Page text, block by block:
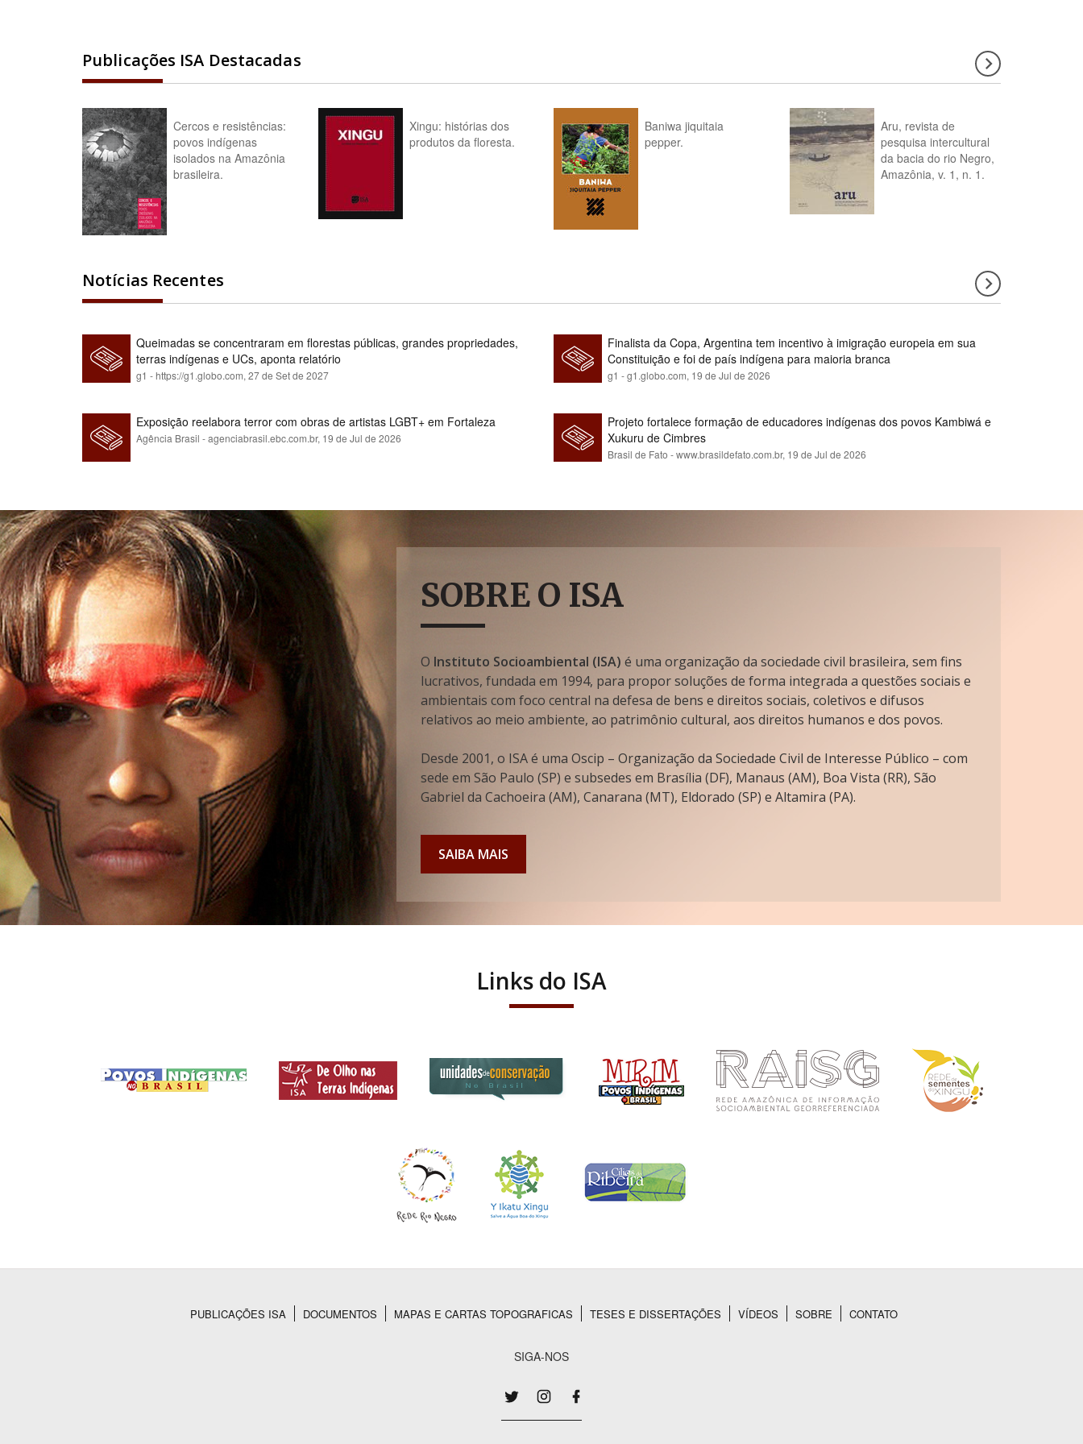
Publicações ISA Destacadas
Cercos e resistências:
povos indígenas
isolados na Amazônia
brasileira.
Xingu: histórias dos
produtos da floresta.
Baniwa jiquitaia
pepper.
Aru, revista de
pesquisa intercultural
da bacia do rio Negro,
Amazônia, v. 1, n. 1.
Notícias Recentes
Queimadas se concentraram em florestas públicas, grandes propriedades,
terras indígenas e UCs, aponta relatório
g1 - https://g1.globo.com, 27 de Set de 2027
Finalista da Copa, Argentina tem incentivo à imigração europeia em sua
Constituição e foi de país indígena para maioria branca
g1 - g1.globo.com, 19 de Jul de 2026
Exposição reelabora terror com obras de artistas LGBT+ em Fortaleza
Agência Brasil - agenciabrasil.ebc.com.br, 19 de Jul de 2026
Projeto fortalece formação de educadores indígenas dos povos Kambiwá e
Xukuru de Cimbres
Brasil de Fato - www.brasildefato.com.br, 19 de Jul de 2026
SOBRE O ISA
O Instituto Socioambiental (ISA) é uma organização da sociedade civil brasileira, sem fins
lucrativos, fundada em 1994, para propor soluções de forma integrada a questões sociais e
ambientais com foco central na defesa de bens e direitos sociais, coletivos e difusos
relativos ao meio ambiente, ao patrimônio cultural, aos direitos humanos e dos povos.
Desde 2001, o ISA é uma Oscip – Organização da Sociedade Civil de Interesse Público – com
sede em São Paulo (SP) e subsedes em Brasília (DF), Manaus (AM), Boa Vista (RR), São
Gabriel da Cachoeira (AM), Canarana (MT), Eldorado (SP) e Altamira (PA).
SAIBA MAIS
Links do ISA
PUBLICAÇÕES ISA DOCUMENTOS MAPAS E CARTAS TOPOGRAFICAS TESES E DISSERTAÇÕES VÍDEOS SOBRE CONTATO
SIGA-NOS